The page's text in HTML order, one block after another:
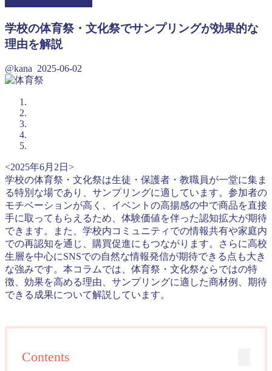
学校の体育祭・文化祭でサンプリングが効果的な
理由を解説
@kana 2025-06-02
<2025年6月2日>
学校の体育祭・文化祭は生徒・保護者・教職員が一堂に集ま
る特別な場であり、サンプリングに適しています。参加者の
モチベーションが高く、イベントの高揚感の中で商品を直接
手に取ってもらえるため、体験価値を伴った認知拡大が期待
できます。また、学校内コミュニティでの情報共有や家庭内
での再認知を通じ、購買促進にもつながります。さらに高校
生層を中心にSNSでの自然な情報発信が期待できる点も大き
な強みです。本コラムでは、体育祭・文化祭ならではの特
徴、効果を高める理由、サンプリングに適した商材例、期待
できる成果について解説しています。
Contents